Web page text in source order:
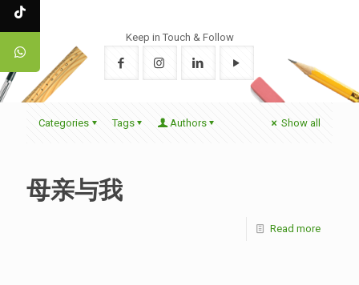
Keep in Touch & Follow
Categories Tags Authors Show all
母亲与我
Read more